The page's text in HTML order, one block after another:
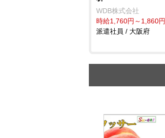
WDB株式会社
時給1,760円～1,860円
派遣社員 / 大阪府